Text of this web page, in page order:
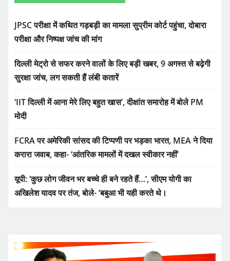
JPSC परीक्षा में कथित गड़बड़ी का मामला सुप्रीम कोर्ट पहुंचा, दोबारा
परीक्षा और निष्पक्ष जांच की मांग
दिल्ली मेट्रो से सफर करने वालों के लिए बड़ी खबर, 9 अगस्त से बढ़ेगी
सुरक्षा जांच, लग सकती हैं लंबी कतारें
‘IIT दिल्ली में आना मेरे लिए बहुत खास’, दीक्षांत समारोह में बोले PM
मोदी
FCRA पर अमेरिकी सांसद की टिप्पणी पर भड़का भारत, MEA ने दिया
करारा जवाब, कहा- ‘आंतरिक मामलों में दखल स्वीकार नहीं’
यूपी: ‘कुछ लोग जीवन भर बच्चे ही बने रहते हैं…’, सीएम योगी का
अखिलेश यादव पर तंज, बोले- ‘बबुआ भी यही करते थे।